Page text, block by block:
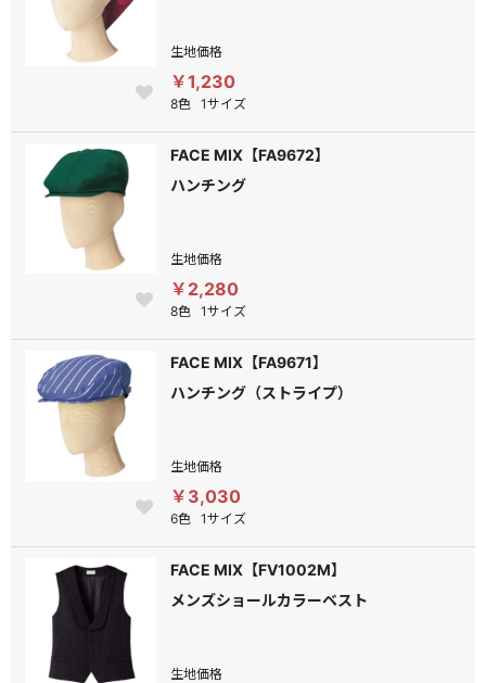
生地価格
￥1,230
8色 1サイズ
FACE MIX【FA9672】
ハンチング
生地価格
￥2,280
8色 1サイズ
FACE MIX【FA9671】
ハンチング（ストライプ）
生地価格
￥3,030
6色 1サイズ
FACE MIX【FV1002M】
メンズショールカラーベスト
生地価格